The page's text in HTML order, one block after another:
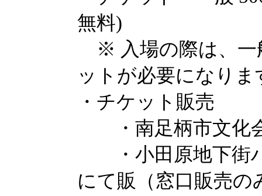
無料)
※ 入場の際は、一
ットが必要になりま
・チケット販売
・南足柄市文化
・小田原地下街
にて販（窓口販売